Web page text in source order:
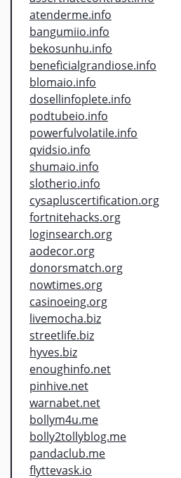
atenderme.info
bangumiio.info
bekosunhu.info
beneficialgrandiose.info
blomaio.info
dosellinfoplete.info
podtubeio.info
powerfulvolatile.info
qvidsio.info
shumaio.info
slotherio.info
cysapluscertification.org
fortnitehacks.org
loginsearch.org
aodecor.org
donorsmatch.org
nowtimes.org
casinoeing.org
livemocha.biz
streetlife.biz
hyves.biz
enoughinfo.net
pinhive.net
warnabet.net
bollym4u.me
bolly2tollyblog.me
pandaclub.me
flyttevask.io